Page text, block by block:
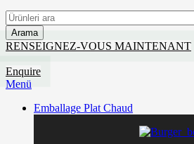
Arama
RENSEIGNEZ-VOUS MAINTENANT
Enquire
Menü
Emballage Plat Chaud